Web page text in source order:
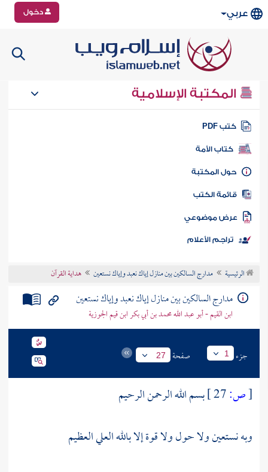
عربي دخول
المكتبة الإسلامية
كتب PDF
كتاب الأمة
المكتبة
الكتب
موضوعي
تراجم الأعلام
الرئيسية مدارج السالكين بين منازل إياك نعبد وإياك نستعين هداية القرآن
مدارج السالكين بين منازل إياك نعبد وإياك نستعين
ابن القيم - أبو عبد الله محمد بن أبي بكر ابن قيم الجوزية
جزء 1 صفحة 27
[ص:
بسم الله الرحمن الرحيم
وبه نستعين ولا حول ولا قوة إلا بالله العلي العظيم